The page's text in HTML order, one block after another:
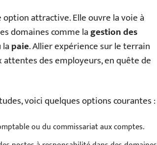
attractive. Elle ouvre la voie à
domaines comme lagestion des
lapaie. Allier expérience sur le terrain
des employeurs, en quête de
voici quelques options courantes :
ou du commissariat aux comptes.